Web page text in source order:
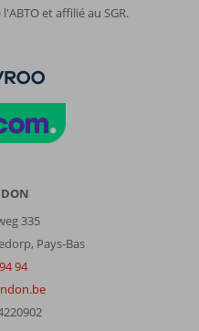
et affilié au SGR.
335
Pays-Bas
94